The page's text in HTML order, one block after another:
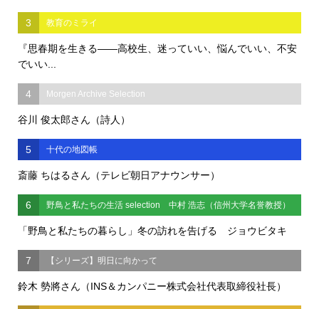
3 教育のミライ
『思春期を生きる――高校生、迷っていい、悩んでいい、不安
でいい...
4 Morgen Archive Selection
谷川 俊太郎さん（詩人）
5 十代の地図帳
斎藤 ちはるさん（テレビ朝日アナウンサー）
6 野鳥と私たちの生活 selection 中村 浩志（信州大学名誉教授）
「野鳥と私たちの暮らし」冬の訪れを告げる ジョウビタキ
7 【シリーズ】明日に向かって
鈴木 勢將さん（INS＆カンパニー株式会社代表取締役社長）